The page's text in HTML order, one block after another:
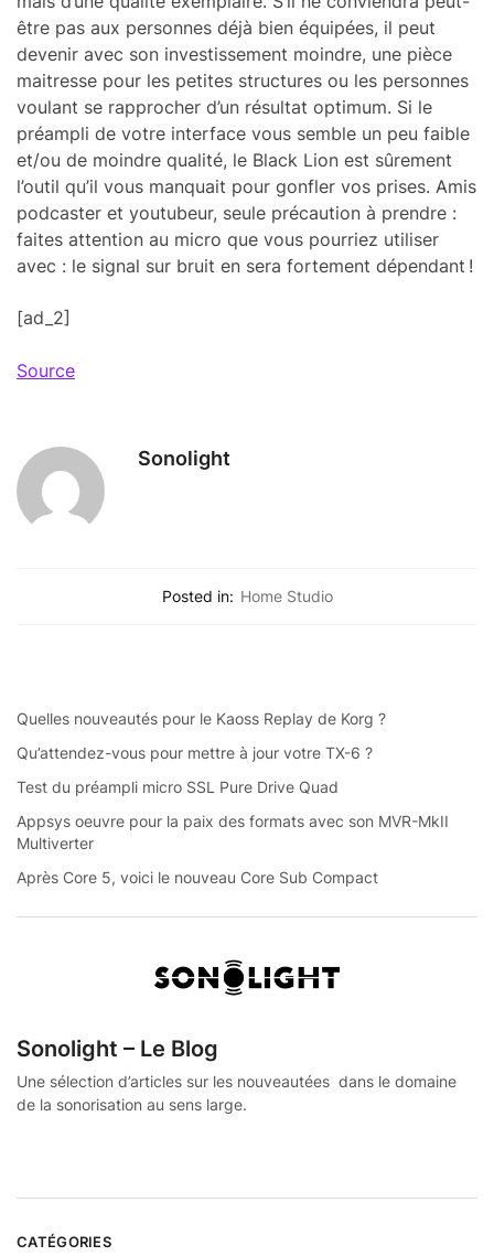
être pas aux personnes déjà bien équi­pées, il peut
deve­nir avec son inves­tis­se­ment moindre, une pièce
maitresse pour les petites struc­tures ou les personnes
voulant se rappro­cher d’un résul­tat opti­mum. Si le
préam­pli de votre inter­face vous semble un peu faible
et/ou de moindre qualité, le Black Lion est sûre­ment
l’ou­til qu’il vous manquait pour gonfler vos prises. Amis
podcas­ter et youtu­beur, seule précau­tion à prendre :
faites atten­tion au micro que vous pour­riez utili­ser
avec : le signal sur bruit en sera forte­ment dépen­dant !
[ad_2]
Source
Sonolight
Posted in: Home Studio
Quelles nouveautés pour le Kaoss Replay de Korg ?
Qu’attendez-vous pour mettre à jour votre TX-6 ?
Test du préampli micro SSL Pure Drive Quad
Appsys oeuvre pour la paix des formats avec son MVR-MkII
Multiverter
Après Core 5, voici le nouveau Core Sub Compact
Sonolight – Le Blog
Une sélection d’articles sur les nouveautées dans le domaine
de la sonorisation au sens large.
CATÉGORIES